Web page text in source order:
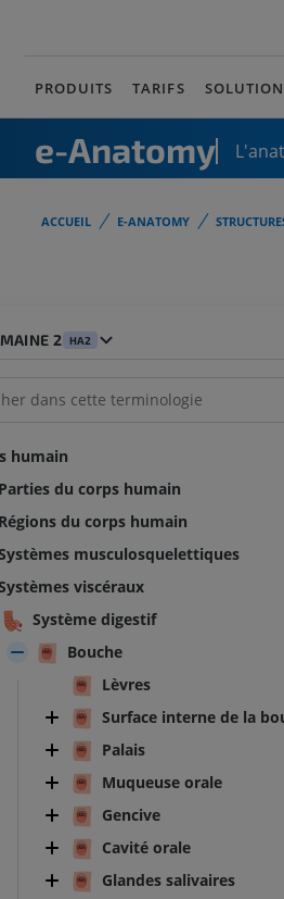
PRODUITS TARIFS
e-Anatomy
ACCUEIL E-ANATOMY
2 HA2
humain
Parties du corps humain
Régions du corps humain
musculosquelettiques
viscéraux
Système digestif
Bouche
Lèvres
Surface interne de la
Palais
Muqueuse orale
Gencive
Cavité orale
Glandes salivaires